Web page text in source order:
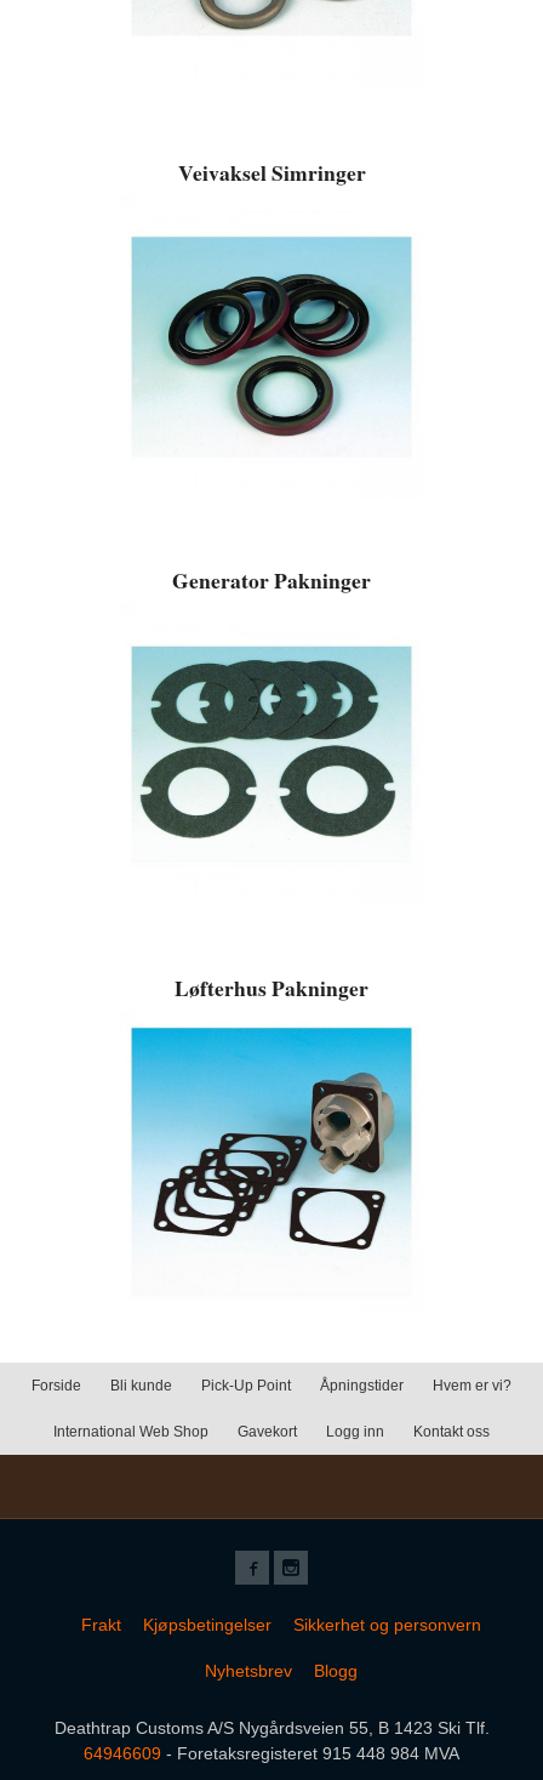
Veivaksel Simringer
Generator Pakninger
Løfterhus Pakninger
Forside Bli kunde Pick-Up Point Åpningstider Hvem er vi?
International Web Shop Gavekort Logg inn Kontakt oss
Frakt Kjøpsbetingelser Sikkerhet og personvern
Nyhetsbrev Blogg
Deathtrap Customs A/S Nygårdsveien 55, B 1423 Ski Tlf.
64946609 - Foretaksregisteret 915 448 984 MVA